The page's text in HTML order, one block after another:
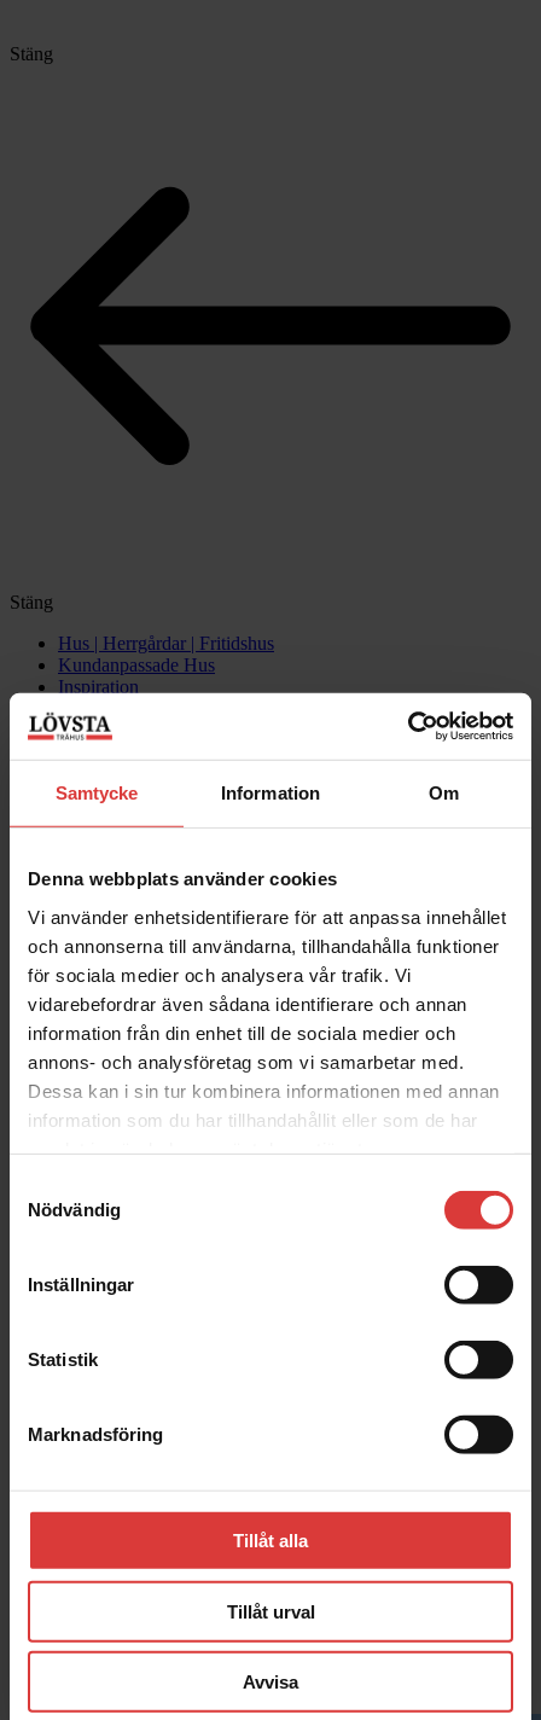
Samtycke Information Om
Denna webbplats använder cookies
Vi använder enhetsidentifierare för att anpassa innehållet
och annonserna till användarna, tillhandahålla funktioner
för sociala medier och analysera vår trafik. Vi
vidarebefordrar även sådana identifierare och annan
information från din enhet till de sociala medier och
annons- och analysföretag som vi samarbetar med.
Dessa kan i sin tur kombinera informationen med annan
information som du har tillhandahållit eller som de har
Nödvändig
Inställningar
Statistik
Marknadsföring
Tillåt alla
Tillåt urval
Avvisa
Stäng
Stäng
Hus | Herrgårdar | Fritidshus
Kundanpassade Hus
Inspiration
Kontakta oss